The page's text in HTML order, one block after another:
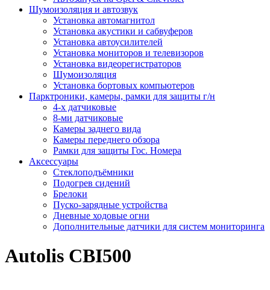
Шумоизоляция и автозвук
Установка автомагнитол
Установка акустики и сабвуферов
Установка автоусилителей
Установка мониторов и телевизоров
Установка видеорегистраторов
Шумоизоляция
Установка бортовых компьютеров
Парктроники, камеры, рамки для защиты г/н
4-х датчиковые
8-ми датчиковые
Камеры заднего вида
Камеры переднего обзора
Рамки для защиты Гос. Номера
Аксессуары
Стеклоподъёмники
Подогрев сидений
Брелоки
Пуско-зарядные устройства
Дневные ходовые огни
Дополнительные датчики для систем мониторинга
Autolis CBI500